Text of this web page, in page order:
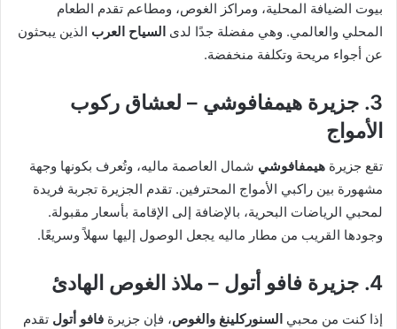
بيوت الضيافة المحلية، ومراكز الغوص، ومطاعم تقدم الطعام
المحلي والعالمي. وهي مفضلة جدًا لدى السياح العرب الذين يبحثون
عن أجواء مريحة وتكلفة منخفضة.
3. جزيرة هيمفافوشي – لعشاق ركوب
الأمواج
تقع جزيرة هيمفافوشي شمال العاصمة ماليه، وتُعرف بكونها وجهة
مشهورة بين راكبي الأمواج المحترفين. تقدم الجزيرة تجربة فريدة
لمحبي الرياضات البحرية، بالإضافة إلى الإقامة بأسعار مقبولة.
وجودها القريب من مطار ماليه يجعل الوصول إليها سهلاً وسريعًا.
4. جزيرة فافو أتول – ملاذ الغوص الهادئ
إذا كنت من محبي السنوركلينغ والغوص، فإن جزيرة فافو أتول تقدم